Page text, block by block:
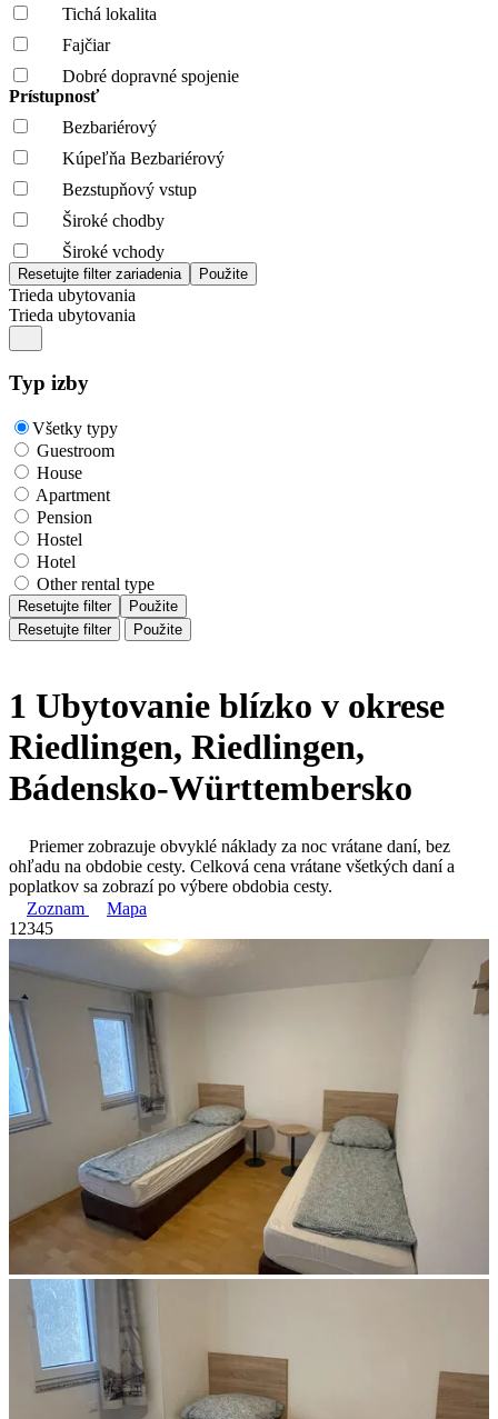
Tichá lokalita
Fajčiar
Dobré dopravné spojenie
Prístupnosť
Bezbariérový
Kúpeľňa Bezbariérový
Bezstupňový vstup
Široké chodby
Široké vchody
Trieda ubytovania
Trieda ubytovania
Typ izby
Všetky typy
Guestroom
House
Apartment
Pension
Hostel
Hotel
Other rental type
Resetujte filter
Použite
Resetujte filter
Použite
1 Ubytovanie blízko v okrese
Riedlingen, Riedlingen,
Bádensko-Württembersko
Priemer zobrazuje obvyklé náklady za noc vrátane daní, bez
ohľadu na obdobie cesty. Celková cena vrátane všetkých daní a
poplatkov sa zobrazí po výbere obdobia cesty.
Zoznam
Mapa
1 2345